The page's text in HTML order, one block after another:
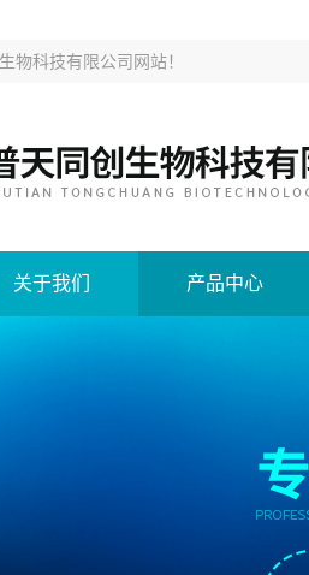
物科技有限公司网站！
关于我们 产品中心